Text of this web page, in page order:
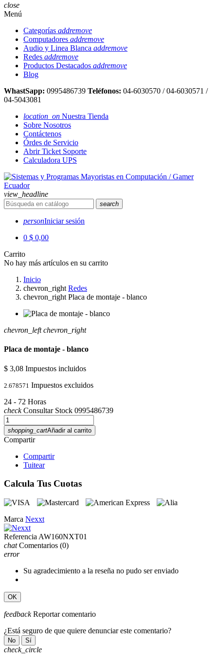
close
Menú
Categorías addremove
Computadores addremove
Audio y Linea Blanca addremove
Redes addremove
Productos Destacados addremove
Blog
WhastSapp: 0995486739 Teléfonos: 04-6030570 / 04-6030571 /
04-5043081
location_on Nuestra Tienda
Sobre Nosotros
Contáctenos
Órdes de Servicio
Abrir Ticket Soporte
Calculadora UPS
view_headline
search
personIniciar sesión
0 $ 0,00
Carrito
No hay más artículos en su carrito
Inicio
chevron_right Redes
chevron_right Placa de montaje - blanco
chevron_left chevron_right
Placa de montaje - blanco
$ 3,08 Impuestos incluidos
2.678571 Impuestos excluidos
24 - 72 Horas
checkConsultar Stock 0995486739
shopping_cartAñadir al carrito
Compartir
Compartir
Tuitear
Calcula Tus Cuotas
Marca Nexxt
Referencia AW160NXT01
chat Comentarios (0)
error
Su agradecimiento a la reseña no pudo ser enviado
OK
feedback Reportar comentario
¿Está seguro de que quiere denunciar este comentario?
No Sí
check_circle